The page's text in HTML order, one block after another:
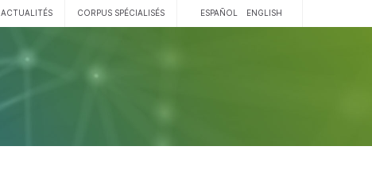
ACTUALITÉS CORPUS SPÉCIALISÉS ESPAÑOL ENGLISH